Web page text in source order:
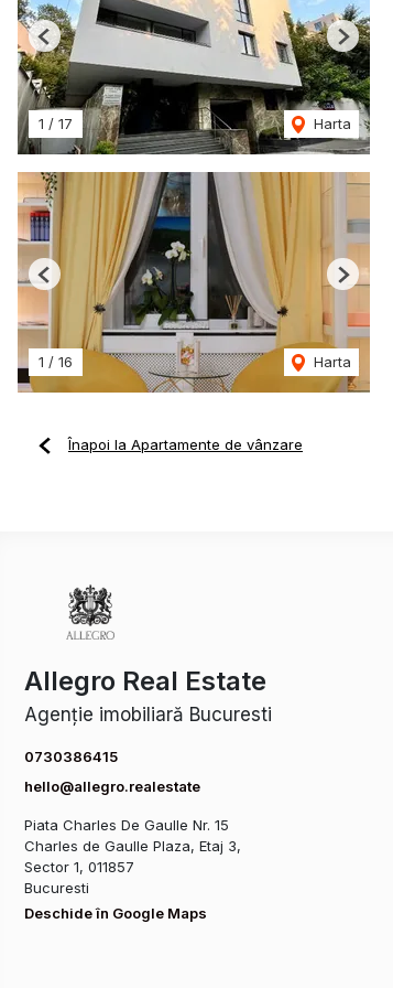
1 / 17 Harta
Previous Next
1 / 16 Harta
Previous Next
Înapoi la Apartamente de vânzare
Allegro Real Estate
Agenție imobiliară Bucuresti
0730386415
hello@allegro.realestate
Piata Charles De Gaulle Nr. 15
Charles de Gaulle Plaza, Etaj 3,
Sector 1, 011857
Bucuresti
Deschide în Google Maps